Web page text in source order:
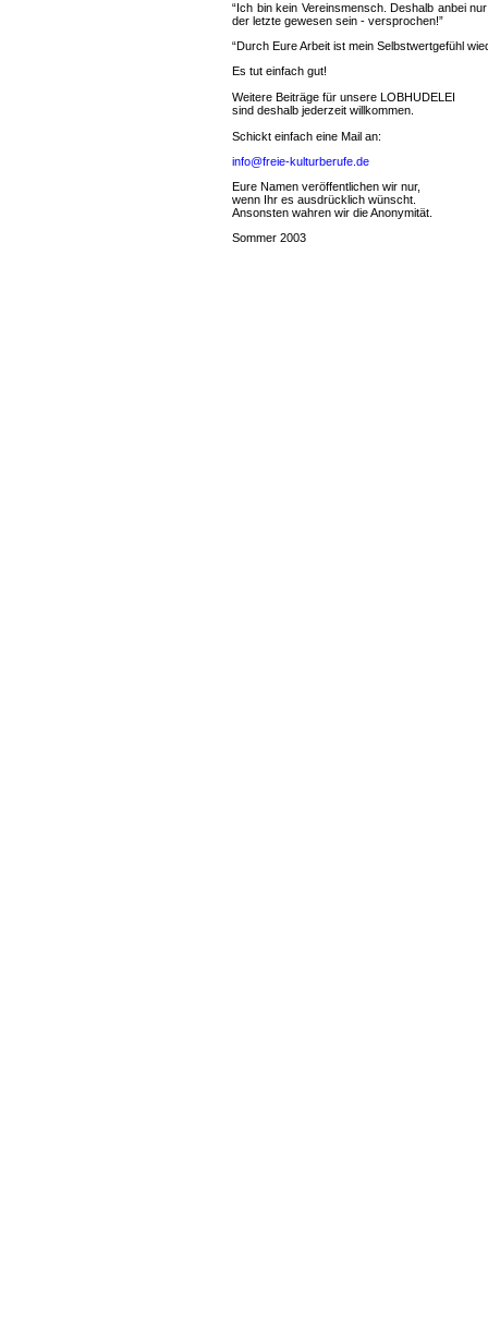
“Ich bin kein Vereinsmensch. Deshalb anbei
der letzte gewesen sein - versprochen!”
“Durch Eure Arbeit ist mein Selbstwertgefühl
Es tut einfach gut!
Weitere Beiträge für unsere LOBHUDELEI
sind deshalb jederzeit willkommen.
Schickt einfach eine Mail an:
info@freie-kulturberufe.de
Eure Namen veröffentlichen wir nur,
wenn Ihr es ausdrücklich wünscht.
Ansonsten wahren wir die Anonymität.
Sommer 2003